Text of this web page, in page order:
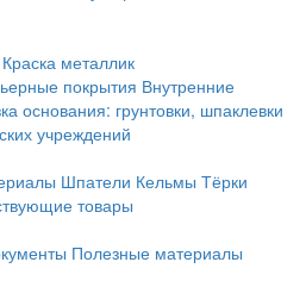
Краска металлик
покрытия Внутренние
основания: грунтовки, шпаклевки
учреждений
Шпатели Кельмы Тёрки
товары
Полезные материалы